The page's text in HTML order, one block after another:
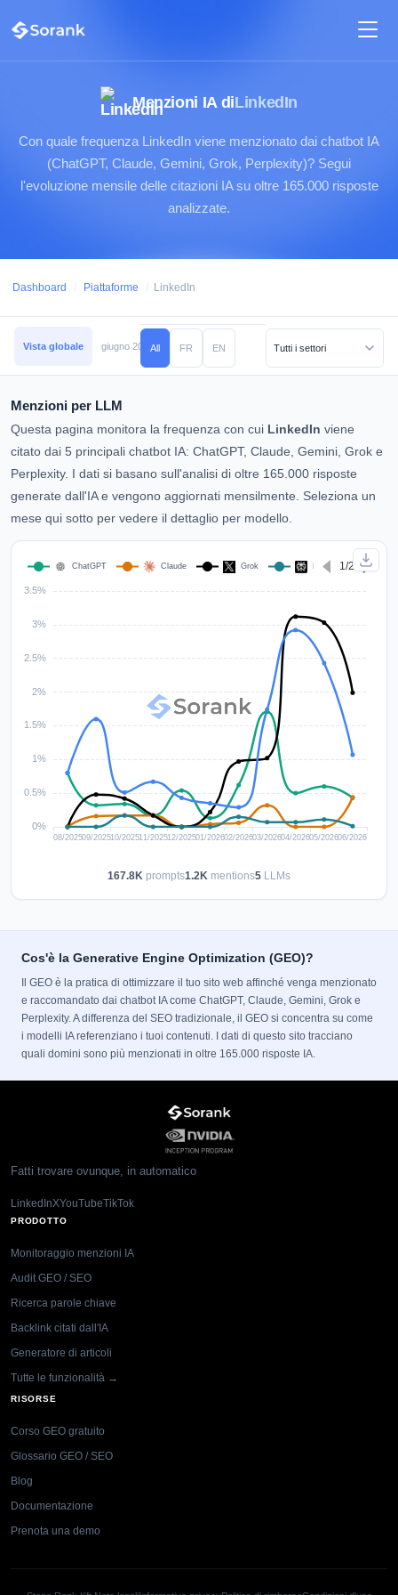
Menzioni IA diLinkedIn
Con quale frequenza LinkedIn viene menzionato dai chatbot IA
(ChatGPT, Claude, Gemini, Grok, Perplexity)? Segui
l'evoluzione mensile delle citazioni IA su oltre 165.000 risposte
analizzate.
Dashboard / Piattaforme / LinkedIn
Vista globale giugno 2026 maggio 2026 aprile 2026 marzo 2026
All FR EN
Menzioni per LLM
Questa pagina monitora la frequenza con cui LinkedIn viene
citato dai 5 principali chatbot IA: ChatGPT, Claude, Gemini, Grok e
Perplexity. I dati si basano sull'analisi di oltre 165.000 risposte
generate dall'IA e vengono aggiornati mensilmente. Seleziona un
mese qui sotto per vedere il dettaglio per modello.
167.8K prompts1.2K mentions5 LLMs
Cos'è la Generative Engine Optimization (GEO)?
Il GEO è la pratica di ottimizzare il tuo sito web affinché venga menzionato
e raccomandato dai chatbot IA come ChatGPT, Claude, Gemini, Grok e
Perplexity. A differenza del SEO tradizionale, il GEO si concentra su come
i modelli IA referenziano i tuoi contenuti. I dati di questo sito tracciano
quali domini sono più menzionati in oltre 165.000 risposte IA.
Fatti trovare ovunque, in automatico
LinkedInXYouTubeTikTok
PRODOTTO
Monitoraggio menzioni IA
Audit GEO / SEO
Ricerca parole chiave
Backlink citati dall'IA
Generatore di articoli
Tutte le funzionalità →
RISORSE
Corso GEO gratuito
Glossario GEO / SEO
Blog
Documentazione
Prenota una demo